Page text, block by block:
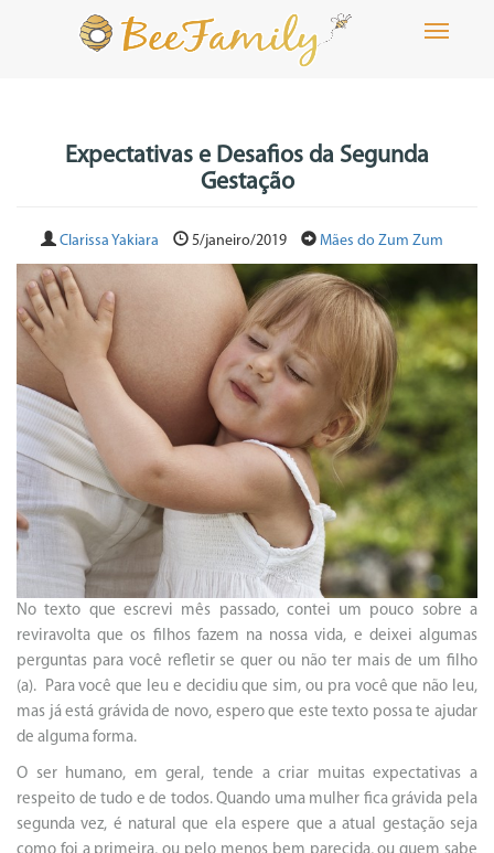
Toggle
Expectativas e Desafios da Segunda
Gestação
Clarissa Yakiara 5/janeiro/2019 Mães do Zum Zum
No texto que escrevi mês passado, contei um pouco sobre a
reviravolta que os filhos fazem na nossa vida, e deixei algumas
perguntas para você refletir se quer ou não ter mais de um filho
(a). Para você que leu e decidiu que sim, ou pra você que não leu,
mas já está grávida de novo, espero que este texto possa te ajudar
de alguma forma.
O ser humano, em geral, tende a criar muitas expectativas a
respeito de tudo e de todos. Quando uma mulher fica grávida pela
segunda vez, é natural que ela espere que a atual gestação seja